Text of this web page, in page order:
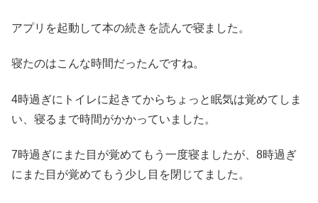
アプリを起動して本の続きを読んで寝ました。
寝たのはこんな時間だったんですね。
4時過ぎにトイレに起きてからちょっと眠気は覚めてしま
い、寝るまで時間がかかっていました。
7時過ぎにまた目が覚めてもう一度寝ましたが、8時過ぎ
にまた目が覚めてもう少し目を閉じてました。